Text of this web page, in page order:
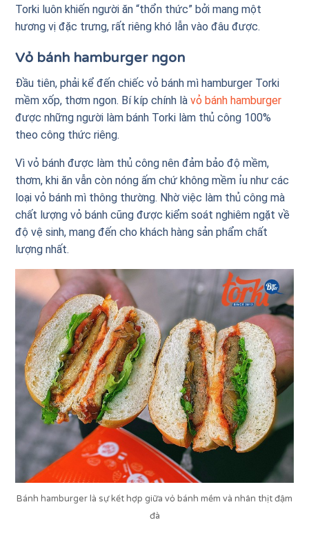
Torki luôn khiến người ăn “thổn thức” bởi mang một
hương vị đặc trưng, rất riêng khó lẫn vào đâu được.
Vỏ bánh hamburger ngon
Đầu tiên, phải kể đến chiếc vỏ bánh mì hamburger Torki
mềm xốp, thơm ngon. Bí kíp chính làvỏ bánh hamburger
được những người làm bánh Torki làm thủ công 100%
theo công thức riêng.
Vì vỏ bánh được làm thủ công nên đảm bảo độ mềm,
thơm, khi ăn vẫn còn nóng ấm chứ không mềm ỉu như các
loại vỏ bánh mì thông thường. Nhờ việc làm thủ công mà
chất lượng vỏ bánh cũng được kiểm soát nghiêm ngặt về
độ vệ sinh, mang đến cho khách hàng sản phẩm chất
lượng nhất.
Bánh hamburger là sự kết hợp giữa vỏ bánh mềm và nhân thịt đậm
đà